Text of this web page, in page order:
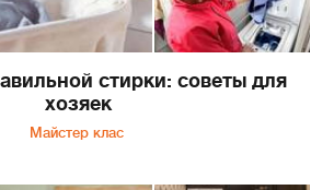
стирки: советы для
хозяек
Майстер клас